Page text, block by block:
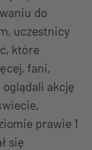
do
uczestnicy
które
fani,
akcję
prawie 1
się